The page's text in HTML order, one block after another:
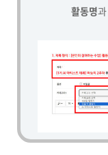
활동명과